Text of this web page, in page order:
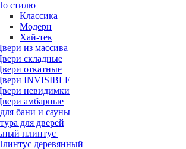
стилю
Классика
Модерн
Хай-тек
из массива
складные
откатные
INVISIBLE
невидимки
амбарные
бани и сауны
для дверей
плинтус
деревянный